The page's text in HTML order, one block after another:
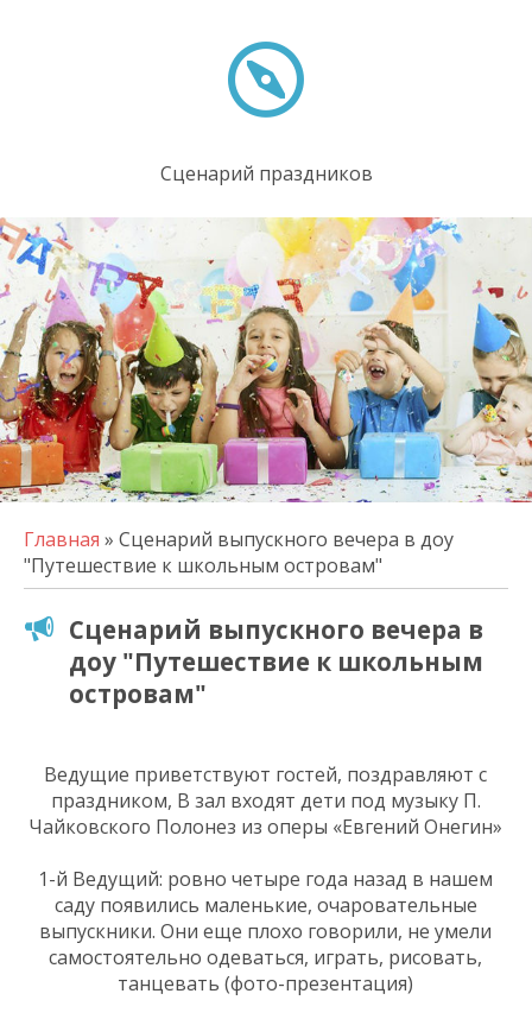
Сценарий праздников
Главная » Сценарий выпускного вечера в доу
"Путешествие к школьным островам"
Сценарий выпускного вечера в
доу "Путешествие к школьным
островам"
Ведущие приветствуют гостей, поздравляют с
праздником, В зал входят дети под музыку П.
Чайковского Полонез из оперы «Евгений Онегин»
1-й Ведущий: ровно четыре года назад в нашем
саду появились маленькие, очаровательные
выпускники. Они еще плохо говорили, не умели
самостоятельно одеваться, играть, рисовать,
танцевать (фото-презентация)